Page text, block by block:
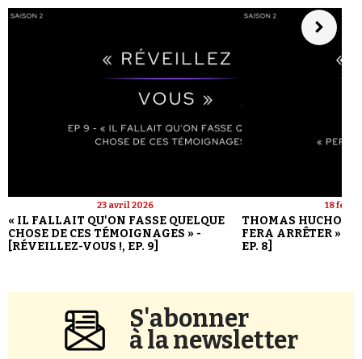
23 avril 2026
« IL FALLAIT QU'ON FASSE QUELQUE
CHOSE DE CES TÉMOIGNAGES » -
[RÉVEILLEZ-VOUS !, EP. 9]
18
THOMAS HUCHON :
FERA ARRÊTER » -
EP. 8]
S'abonner
à la newsletter